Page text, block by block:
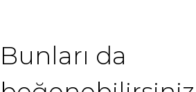
Bunları da